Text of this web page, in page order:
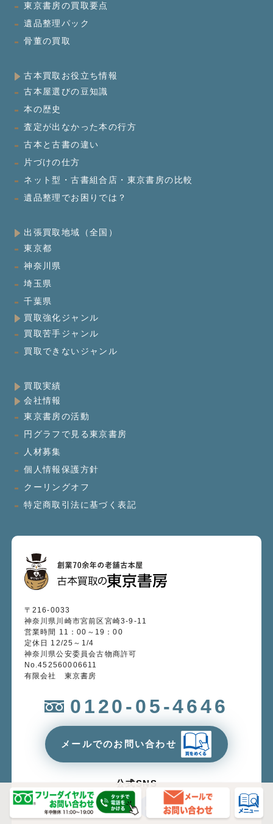
東京書房の買取要点
遺品整理パック
骨董の買取
古本買取お役立ち情報
古本屋選びの豆知識
本の歴史
査定が出なかった本の行方
古本と古書の違い
片づけの仕方
ネット型・古書組合店・東京書房の比較
遺品整理でお困りでは？
出張買取地域（全国）
東京都
神奈川県
埼玉県
千葉県
買取強化ジャンル
買取苦手ジャンル
買取できないジャンル
買取実績
会社情報
東京書房の活動
円グラフで見る東京書房
人材募集
個人情報保護方針
クーリングオフ
特定商取引法に基づく表記
〒216-0033
神奈川県川崎市宮前区宮崎3-9-11
営業時間 11：00～19：00
定休日 12/25～1/4
神奈川県公安委員会古物商許可
No.452560006611
有限会社 東京書房
0120-05-4646
メールでのお問い合わせ
公式SNS